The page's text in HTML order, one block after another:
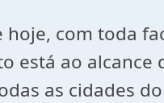
hoje, com toda
está ao alcance
as cidades